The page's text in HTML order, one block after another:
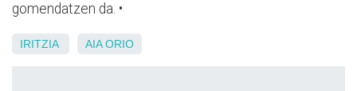
gomendatzen da. •
IRITZIA AIA ORIO